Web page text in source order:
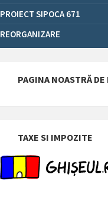
PROIECT SIPOCA 671
REORGANIZARE
PAGINA NOASTRĂ DE
TAXE SI IMPOZITE